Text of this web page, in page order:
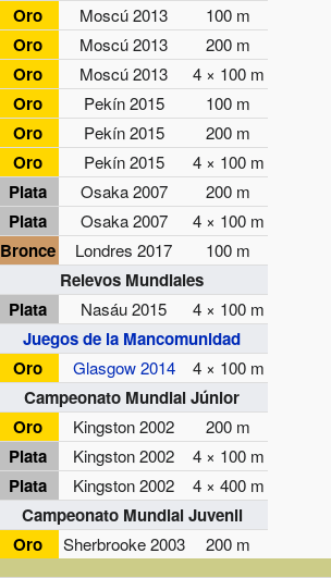
Oro Moscú 2013 100 m
Oro Moscú 2013 200 m
Oro Moscú 2013 4 × 100 m
Oro Pekín 2015 100 m
Oro Pekín 2015 200 m
Oro Pekín 2015 4 × 100 m
Plata Osaka 2007 200 m
Plata Osaka 2007 4 × 100 m
Bronce Londres 2017 100 m
Relevos Mundiales
Plata
Nasáu 2015 4 × 100 m
Juegos de la Mancomunidad
Oro
Glasgow 2014 4 × 100 m
Campeonato Mundial Júnior
Oro
Kingston 2002 200 m
Plata Kingston 2002 4 × 100 m
Plata Kingston 2002 4 × 400 m
Campeonato Mundial Juvenil
Oro
Sherbrooke 2003 200 m